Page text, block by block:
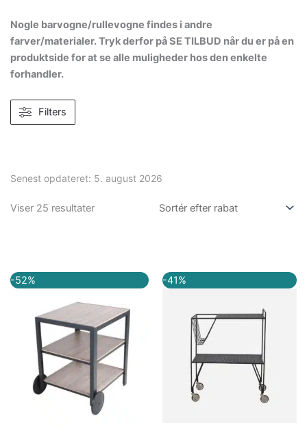
Nogle barvogne/rullevogne findes i andre
farver/materialer. Tryk derfor på SE TILBUD når du er på en
produktside for at se alle muligheder hos den enkelte
forhandler.
Filters
Senest opdateret: 5. august 2026
Viser 25 resultater
-52%
oprindelige
pris
2.699,00 kr..
aktuelle
er:
1.299,00 kr..
-41%
oprindelige
var:
2.700,00 kr..
aktuelle